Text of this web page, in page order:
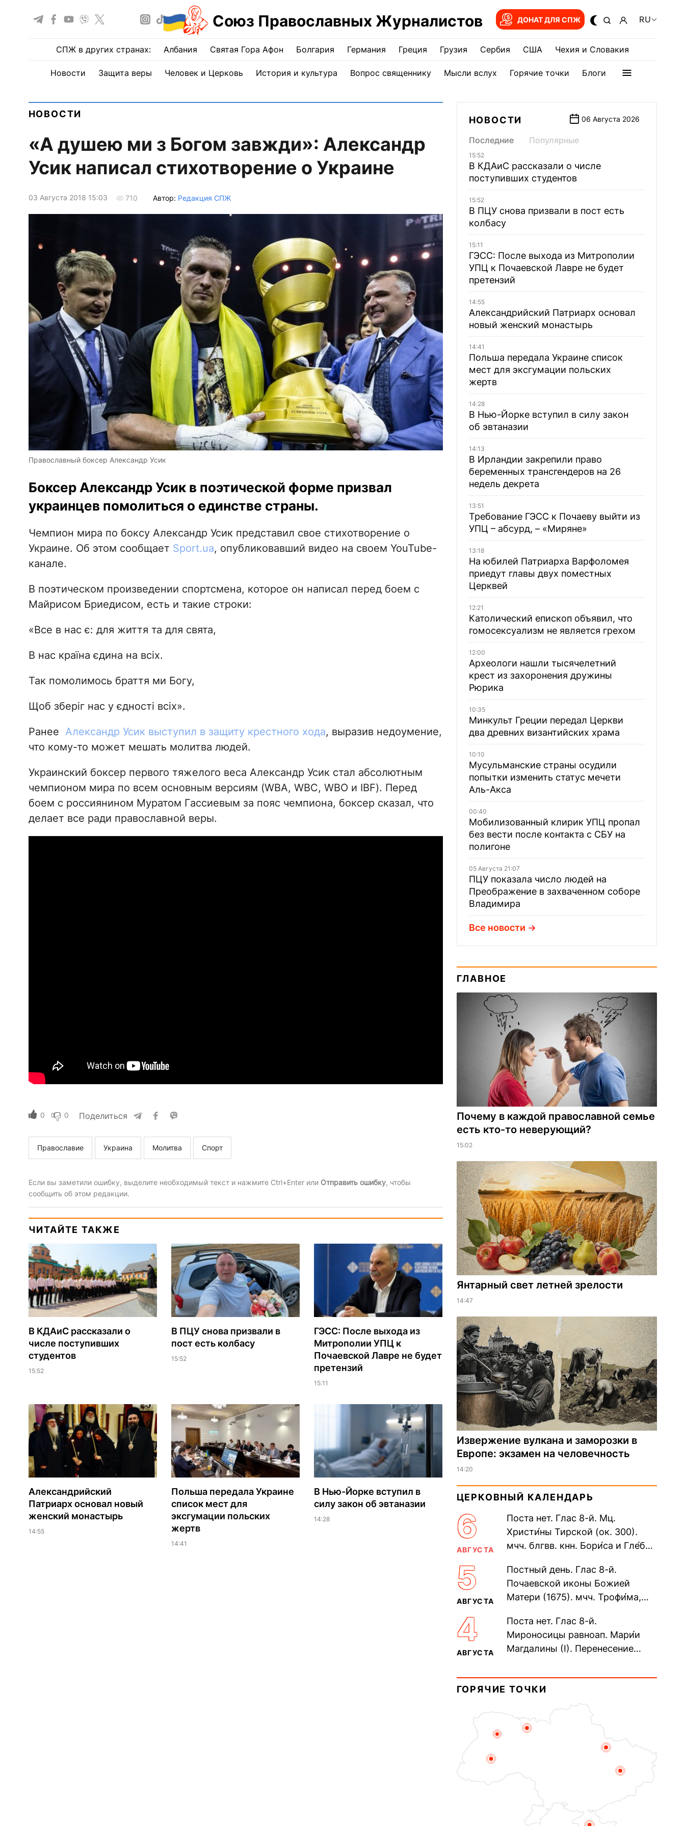
Союз Православных Журналистов ДОНАТ ДЛЯ СПЖ RU
СПЖ в других странах: Албания Святая Гора Афон Болгария Германия Греция Грузия Сербия США Чехия и Словакия
Новости Защита веры Человек и Церковь История и культура Вопрос священнику Мысли вслух Горячие точки Блоги
НОВОСТИ
«А душею ми з Богом завжди»: Александр
Усик написал стихотворение о Украине
03 Августа 2018 15:03 710 Автор: Редакция СПЖ
Православный боксер Александр Усик
Боксер Александр Усик в поэтической форме призвал
украинцев помолиться о единстве страны.
Чемпион мира по боксу Александр Усик представил свое стихотворение о
Украине. Об этом сообщает Sport.ua, опубликовавший видео на своем YouTube-
канале.
В поэтическом произведении спортсмена, которое он написал перед боем с
Майрисом Бриедисом, есть и такие строки:
«Все в нас є: для життя та для свята,
В нас країна єдина на всіх.
Так помолимось браття ми Богу,
Щоб зберіг нас у єдності всіх».
Ранее Александр Усик выступил в защиту крестного хода, выразив недоумение,
что кому-то может мешать молитва людей.
Украинский боксер первого тяжелого веса Александр Усик стал абсолютным
чемпионом мира по всем основным версиям (WBA, WBC, WBO и IBF). Перед
боем с россиянином Муратом Гассиевым за пояс чемпиона, боксер сказал, что
делает все ради православной веры.
0 0 Поделиться
Православие Украина Молитва Спорт
Если вы заметили ошибку, выделите необходимый текст и нажмите Ctrl+Enter или Отправить ошибку, чтобы
сообщить об этом редакции.
ЧИТАЙТЕ ТАКЖЕ
В КДАиС рассказали о
числе поступивших
студентов
15:52
В ПЦУ снова призвали в
пост есть колбасу
15:52
ГЭСС: После выхода из
Митрополии УПЦ к
Почаевской Лавре не будет
претензий
15:11
Александрийский
Патриарх основал новый
женский монастырь
14:55
Польша передала Украине
список мест для
эксгумации польских
жертв
14:41
В Нью-Йорке вступил в
силу закон об эвтаназии
14:28
НОВОСТИ 06 Августа 2026
Последние Популярные
15:52
В КДАиС рассказали о числе
поступивших студентов
15:52
В ПЦУ снова призвали в пост есть
колбасу
15:11
ГЭСС: После выхода из Митрополии
УПЦ к Почаевской Лавре не будет
претензий
14:55
Александрийский Патриарх основал
новый женский монастырь
14:41
Польша передала Украине список
мест для эксгумации польских
жертв
14:28
В Нью-Йорке вступил в силу закон
об эвтаназии
14:13
В Ирландии закрепили право
беременных трансгендеров на 26
недель декрета
13:51
Требование ГЭСС к Почаеву выйти из
УПЦ – абсурд, – «Миряне»
13:18
На юбилей Патриарха Варфоломея
приедут главы двух поместных
Церквей
12:21
Католический епископ объявил, что
гомосексуализм не является грехом
12:00
Археологи нашли тысячелетний
крест из захоронения дружины
Рюрика
10:35
Минкульт Греции передал Церкви
два древних византийских храма
10:10
Мусульманские страны осудили
попытки изменить статус мечети
Аль-Акса
00:40
Мобилизованный клирик УПЦ пропал
без вести после контакта с СБУ на
полигоне
05 Августа 21:07
ПЦУ показала число людей на
Преображение в захваченном соборе
Владимира
Все новости
ГЛАВНОЕ
Почему в каждой православной семье
есть кто-то неверующий?
15:02
Янтарный свет летней зрелости
14:47
Извержение вулкана и заморозки в
Европе: экзамен на человечность
14:20
ЦЕРКОВНЫЙ КАЛЕНДАРЬ
6
АВГУСТА
Поста нет. Глас 8-й. Мц.
Христи́ны Тирской (ок. 300).
мчч. блгвв. кнн. Бори́са и Гле́ба,
Дави́да (1015). Прп....
5
АВГУСТА
Постный день. Глас 8-й.
Почаевской иконы Божией
Матери (1675). мчч. Трофи́ма,
мучеников (284–305). прав.
воина Фео́дора...
4
АВГУСТА
Поста нет. Глас 8-й.
Мироносицы равноап. Мари́и
Магдалины (I). Перенесение
Синопского (403–404). Прп.
Корни́лия...
ГОРЯЧИЕ ТОЧКИ